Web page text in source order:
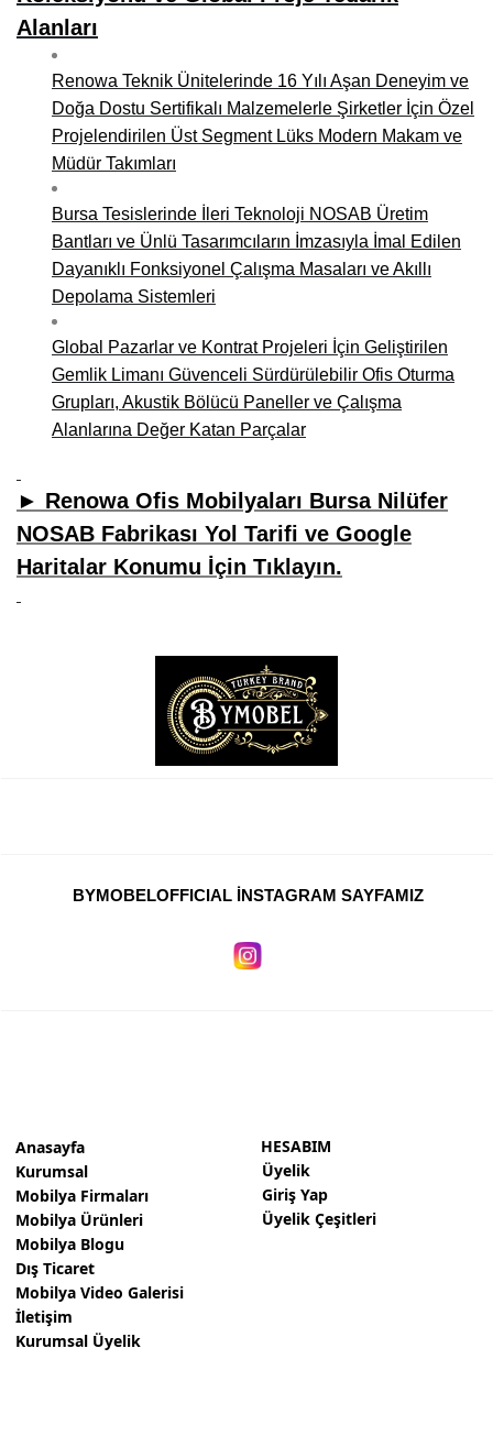
Alanları
Renowa Teknik Ünitelerinde 16 Yılı Aşan Deneyim ve
Doğa Dostu Sertifikalı Malzemelerle Şirketler İçin Özel
Projelendirilen Üst Segment Lüks Modern Makam ve
Müdür Takımları
Bursa Tesislerinde İleri Teknoloji NOSAB Üretim
Bantları ve Ünlü Tasarımcıların İmzasıyla İmal Edilen
Dayanıklı Fonksiyonel Çalışma Masaları ve Akıllı
Depolama Sistemleri
Global Pazarlar ve Kontrat Projeleri İçin Geliştirilen
Gemlik Limanı Güvenceli Sürdürülebilir Ofis Oturma
Grupları, Akustik Bölücü Paneller ve Çalışma
Alanlarına Değer Katan Parçalar
► Renowa Ofis Mobilyaları Bursa Nilüfer
NOSAB Fabrikası Yol Tarifi ve Google
Haritalar Konumu İçin Tıklayın.
BYMOBELOFFICIAL İNSTAGRAM SAYFAMIZ
Anasayfa
Kurumsal
Mobilya Firmaları
Mobilya Ürünleri
Mobilya Blogu
Dış Ticaret
Mobilya Video Galerisi
İletişim
Kurumsal Üyelik
HESABIM
Üyelik
Giriş Yap
Üyelik Çeşitleri